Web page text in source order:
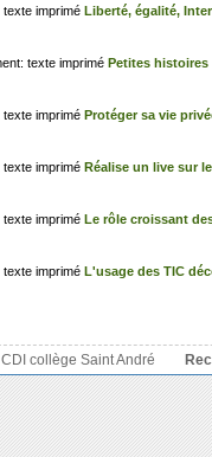
Liberté, égalité,
Petites
Protéger sa vie
Réalise un live sur
Le rôle croissant
L'usage des TIC
CDI collège Saint André